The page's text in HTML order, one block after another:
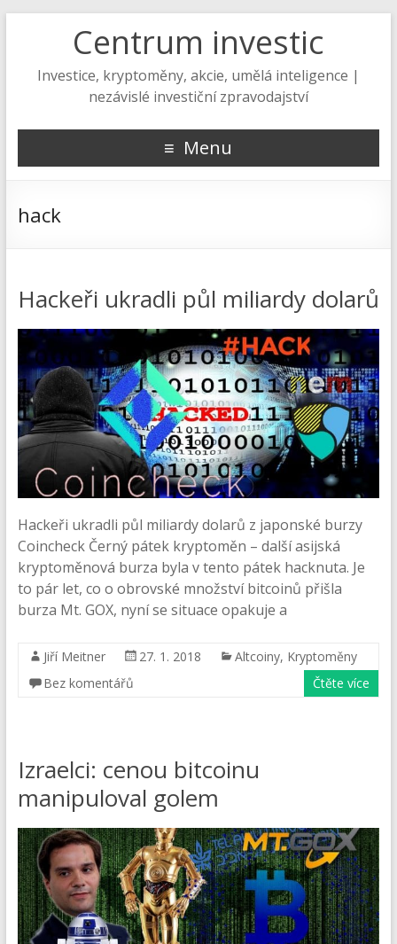
Centrum investic
Investice, kryptoměny, akcie, umělá inteligence |
nezávislé investiční zpravodajství
Menu
hack
Hackeři ukradli půl miliardy dolarů
Hackeři ukradli půl miliardy dolarů z japonské burzy
Coincheck Černý pátek kryptoměn – další asijská
kryptoměnová burza byla v tento pátek hacknuta. Je
to pár let, co o obrovské množství bitcoinů přišla
burza Mt. GOX, nyní se situace opakuje a
Jiří Meitner 27. 1. 2018 Altcoiny, Kryptoměny
Bez komentářů
Čtěte více
Izraelci: cenou bitcoinu
manipuloval golem